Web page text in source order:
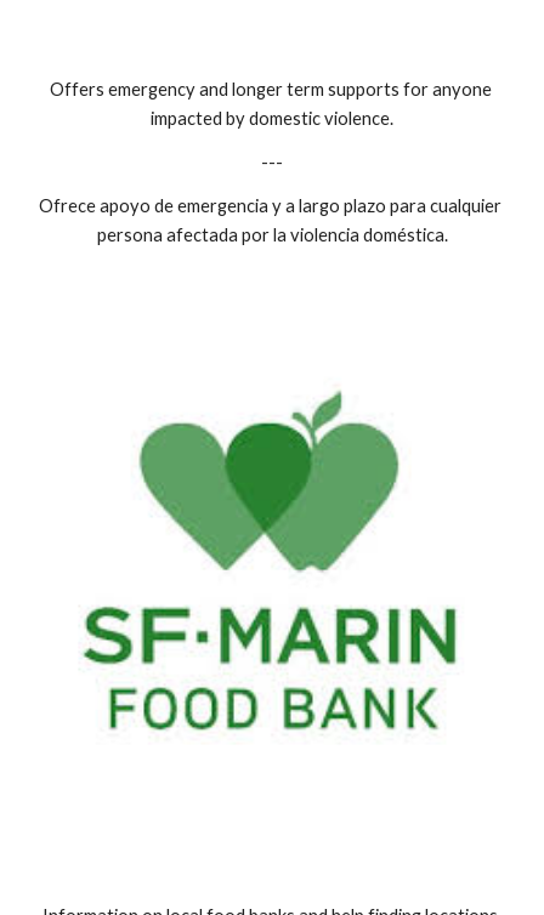
Offers emergency and longer term supports for anyone
impacted by domestic violence.
---
Ofrece apoyo de emergencia y a largo plazo para cualquier
persona afectada por la violencia doméstica.